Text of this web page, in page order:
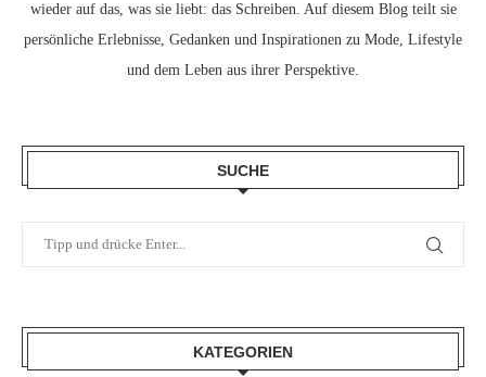
wieder auf das, was sie liebt: das Schreiben. Auf diesem Blog teilt sie
persönliche Erlebnisse, Gedanken und Inspirationen zu Mode, Lifestyle
und dem Leben aus ihrer Perspektive.
SUCHE
KATEGORIEN